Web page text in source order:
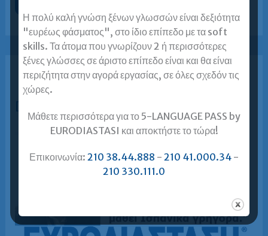
για
ΑΣΕΠ
και
Ισπανικά
επικοινωνίας
για
τον
ιδιωτικό
τομέα
σε
χρόνο
Η πολύ καλή γνώση ξένων γλωσσών είναι δεξιότητα
"ευρέως φάσματος", στο ίδιο επίπεδο με τα soft
skills. Τα άτομα που γνωρίζουν 2 ή περισσότερες
ξένες γλώσσες σε άριστο επίπεδο είναι και θα είναι
περιζήτητα στην αγορά εργασίας, σε όλες σχεδόν τις
χώρες.
Μάθετε περισσότερα για το 5-LANGUAGE PASS by
EURODIASTASI και αποκτήστε το τώρα!
Επικοινωνία: 210 38.44.888 - 210 41.000.34 -
210 330.111.0